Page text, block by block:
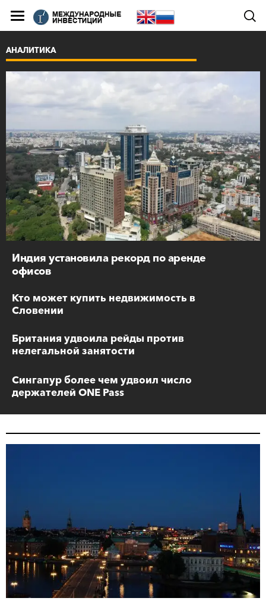
Индия установила рекорд по аренде
офисов
АНАЛИТИКА
Кто может купить недвижимость в
Словении
Британия удвоила рейды против
нелегальной занятости
Сингапур более чем удвоил число
держателей ONE Pass